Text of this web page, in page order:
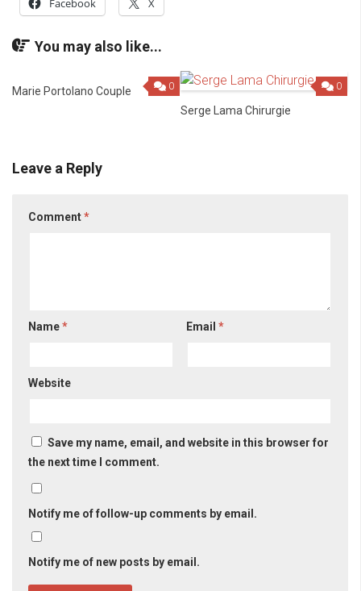
Facebook X
You may also like...
0
Marie Portolano Couple 0
Serge Lama Chirurgie
Leave a Reply
Comment*
Name* Email*
Website
Save my name, email, and website in this browser for
the next time I comment.
Notify me of follow-up comments by email.
Notify me of new posts by email.